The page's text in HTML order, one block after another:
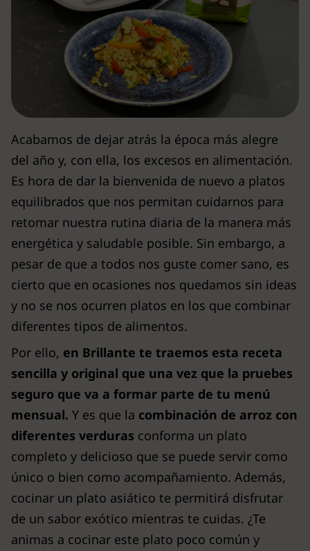
Acabamos de dejar atrás la época más alegre
del año y, con ella, los excesos en alimentación.
Es hora de dar la bienvenida de nuevo a platos
equilibrados que nos permitan cuidarnos para
retomar nuestra rutina diaria de la manera más
energética y saludable posible. Sin embargo, a
pesar de que a todos nos guste comer sano, es
cierto que en ocasiones nos quedamos sin ideas
y no se nos ocurren platos en los que combinar
diferentes tipos de alimentos.
Por ello, en Brillante te traemos esta receta
sencilla y original que una vez que la pruebes
seguro que va a formar parte de tu menú
mensual. Y es que la combinación de arroz con
diferentes verduras conforma un plato
completo y delicioso que se puede servir como
único o bien como acompañamiento. Además,
cocinar un plato asiático te permitirá disfrutar
de un sabor exótico mientras te cuidas. ¿Te
animas a cocinar este plato poco común y